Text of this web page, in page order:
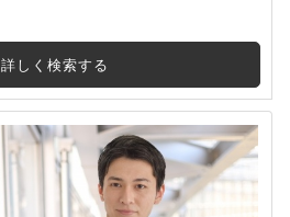
詳しく検索する